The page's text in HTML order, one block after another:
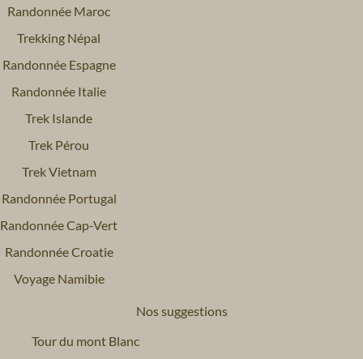
Randonnée Maroc
Trekking Népal
Randonnée Espagne
Randonnée Italie
Trek Islande
Trek Pérou
Trek Vietnam
Randonnée Portugal
Randonnée Cap-Vert
Randonnée Croatie
Voyage Namibie
Nos suggestions
Tour du mont Blanc